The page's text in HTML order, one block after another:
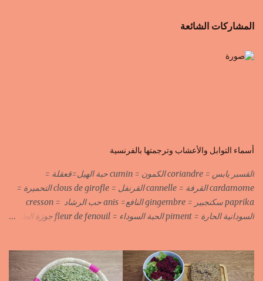
المشاركات الشائعة
أسماء التوابل والأعشاب وترجمتها بالفرنسية
القسبر يابس = coriandre الكمون = cumin حبة الهيل=قعقلة =
cardamome القرفة = cannelle القرنفل = clous de girofle التحميرة =
paprika سكنجبير = gingembre النافع= anis حب الرشاد = cresson
السودانية الحارة = piment الحبة السوداء = fleur de fenouil جوزة الطيب
=nigelle اليبزار الأبيض=poivre blonc الخرقوم =safran des
indes=curcuma اليبزار الأسود=poivre noir زعفران=safran